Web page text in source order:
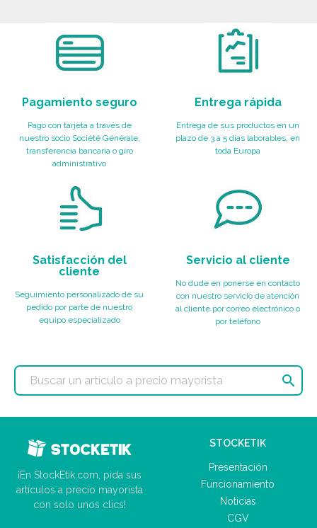
Pagamiento seguro
Pago con tarjeta a través de
nuestro socio Société Générale,
transferencia bancaria o giro
administrativo
Entrega rápida
Entrega de sus productos en un
plazo de 3 a 5 días laborables, en
toda Europa
Satisfacción del
cliente
Seguimiento personalizado de su
pedido por parte de nuestro
equipo especializado
Servicio al cliente
No dude en ponerse en contacto
con nuestro servicio de atención
al cliente por correo electrónico o
por teléfono

¡En StockEtik.com, pida sus
artículos a precio mayorista
con solo unos clics!
STOCKETIK
Presentación
Funcionamiento
Noticias
CGV